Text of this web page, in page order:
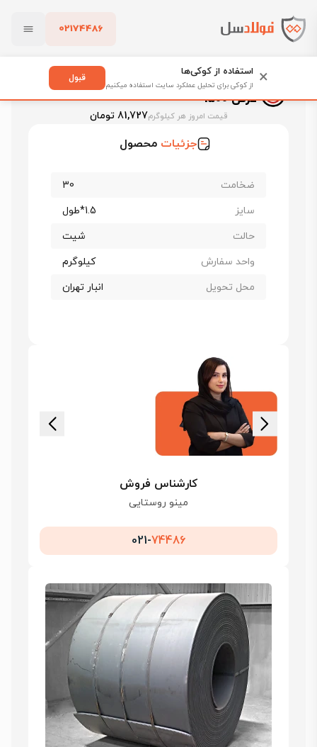
02174486
پاک کردن
فولادسل
ورق سیاه فابریک کاویان st37 ضخامت 30
عرض 1500
قیمت امروز هر کیلوگرم81,727 تومان
جزئیات محصول
ضخامت
30
سایز
1.5*طول
حالت
شیت
واحد سفارش
کیلوگرم
محل تحویل
انبار تهران
کارشناس فروش
مینو روستایی
021-74486
× استفاده از کوکی‌ها
از کوکی برای تحلیل عملکرد سایت استفاده میکنیم
قبول